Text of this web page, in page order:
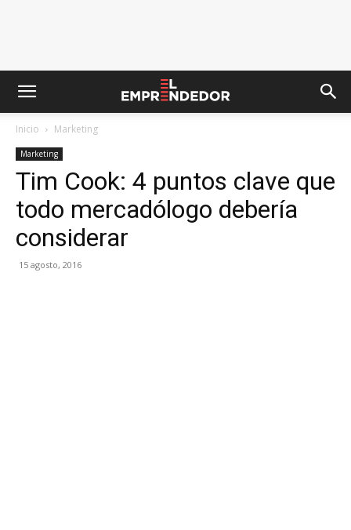
Inicio Marketing
Marketing
Tim Cook: 4 puntos clave que
todo mercadólogo debería
considerar
15 agosto, 2016